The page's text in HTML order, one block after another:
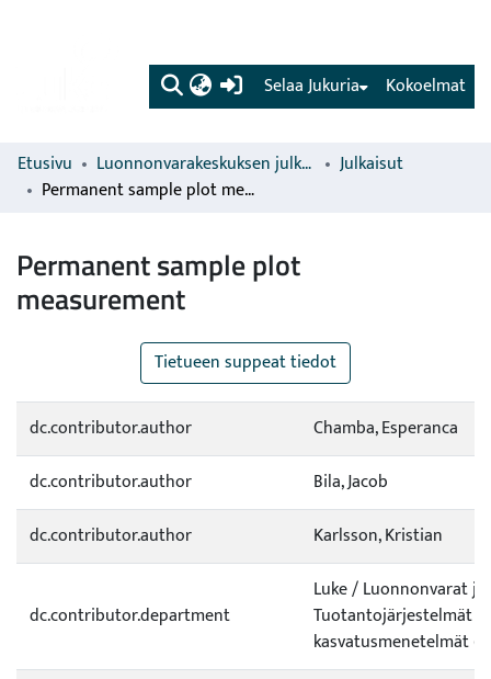
(current) Kokoelmat
Selaa Jukuria
Etusivu Luonnonvarakeskuksen julkaisut
Julkaisut
Permanent sample plot measurement
Permanent sample plot
measurement
Tietueen suppeat tiedot
dc.contributor.author
Chamba, Esperanca
dc.contributor.author
Bila, Jacob
dc.contributor.author
Karlsson, Kristian
dc.contributor.department
Luke / Luonnonvarat
Tuotantojärjestelmät /
kasvatusmenetelmät